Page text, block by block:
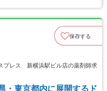
保存する
プレス 新横浜駅ビル店の薬剤師求
・東京都内に展開するド